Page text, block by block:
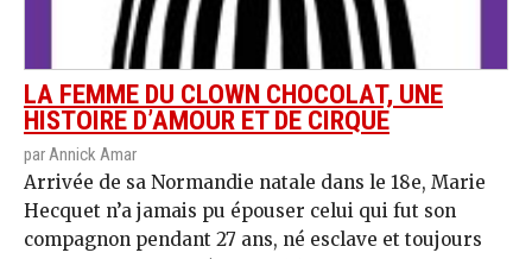
LA FEMME DU CLOWN CHOCOLAT, UNE
HISTOIRE D’AMOUR ET DE CIRQUE
par Annick Amar
Arrivée de sa Normandie natale dans le 18e, Marie
Hecquet n’a jamais pu épouser celui qui fut son
compagnon pendant 27 ans, né esclave et toujours